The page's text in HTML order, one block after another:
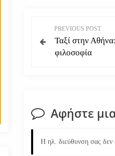
λ
γ
η
PREVIOUS POST
Ταξί στην
φιλοσοφία
Αφήστε
Η ηλ. διεύθυνση σας δεν